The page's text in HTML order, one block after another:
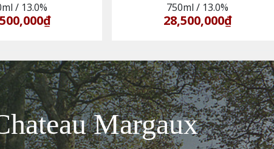
/ 13.0% 750ml / 13.0%
28,500,000₫
Margaux